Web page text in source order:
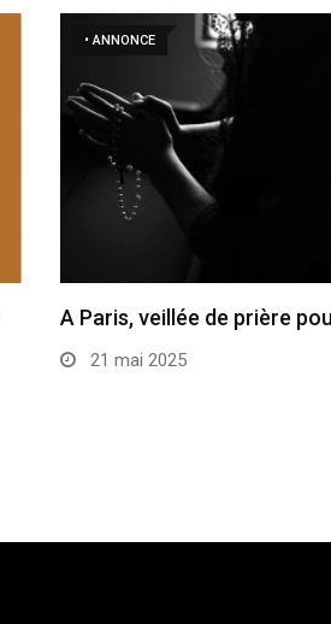
• ANNONCE
A Paris, veillée de prière
21 mai 2025